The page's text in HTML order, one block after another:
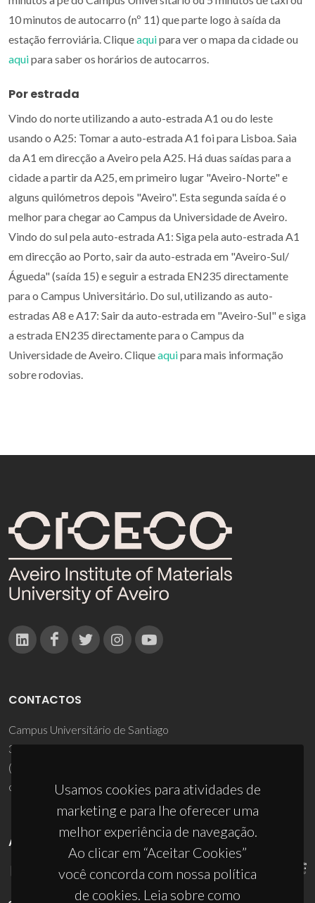
10 minutos de autocarro (nº 11) que parte logo à saída da
estação ferroviária. Cliqueaquipara ver o mapa da cidade ou
aquipara saber os horários de autocarros.
Por estrada
Vindo do norte utilizando a auto-estrada A1 ou do leste
usando o A25: Tomar a auto-estrada A1 foi para Lisboa. Saia
da A1 em direcção a Aveiro pela A25. Há duas saídas para a
cidade a partir da A25, em primeiro lugar "Aveiro-Norte" e
alguns quilómetros depois "Aveiro". Esta segunda saída é o
melhor para chegar ao Campus da Universidade de Aveiro.
Vindo do sul pela auto-estrada A1: Siga pela auto-estrada A1
em direcção ao Porto, sair da auto-estrada em "Aveiro-Sul/
Águeda" (saída 15) e seguir a estrada EN235 directamente
para o Campus Universitário. Do sul, utilizando as auto-
estradas A8 e A17: Sair da auto-estrada em "Aveiro-Sul" e siga
a estrada EN235 directamente para o Campus da
Universidade de Aveiro. Cliqueaquipara mais informação
sobre rodovias.
Usamos cookies para atividades de
marketing e para lhe oferecer uma
melhor experiência de navegação.
Ao clicar em “Aceitar Cookies”
você concorda com nossa política
de cookies. Leia sobre como
CONTACTOS
Campus Universitário de Santiago
3810-193 Aveiro - Portugal
(+351) 234 370 200
ciceco@ua.pt
APOIOS